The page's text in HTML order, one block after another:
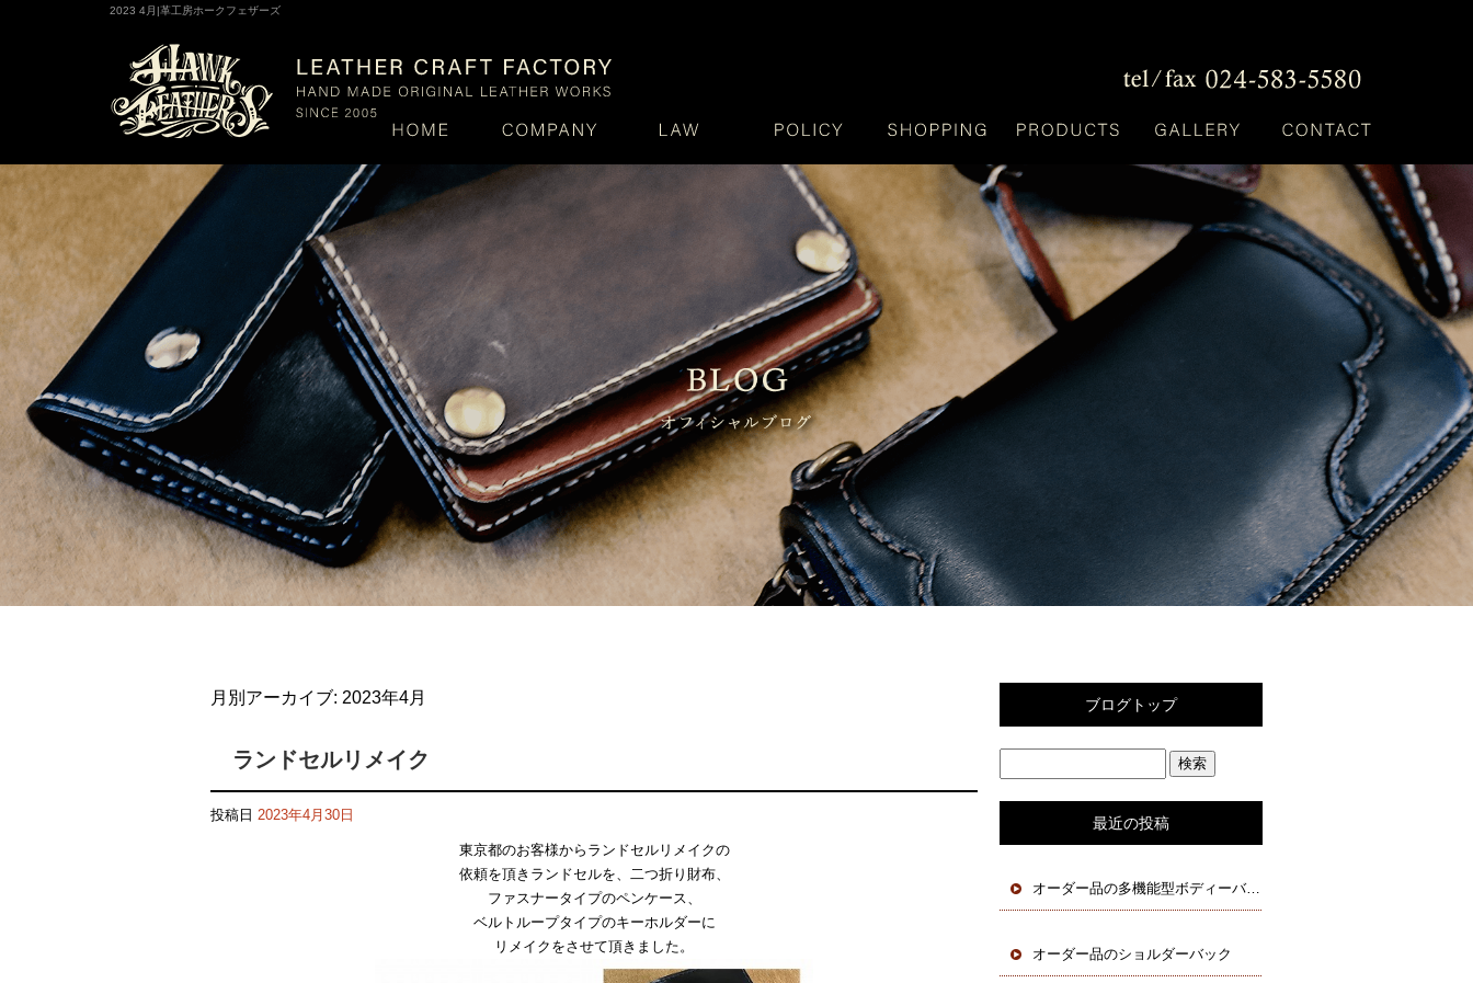
2023 4月|革工房ホークフェザーズ
月別アーカイブ: 2023年4月
ランドセルリメイク
投稿日 2023年4月30日
東京都のお客様からランドセルリメイクの
依頼を頂きランドセルを、二つ折り財布、
ファスナータイプのペンケース、
ベルトループタイプのキーホルダーに
リメイクをさせて頂きました。
ブログトップ
最近の投稿
オーダー品の多機能型ボディーバック
オーダー品のショルダーバック